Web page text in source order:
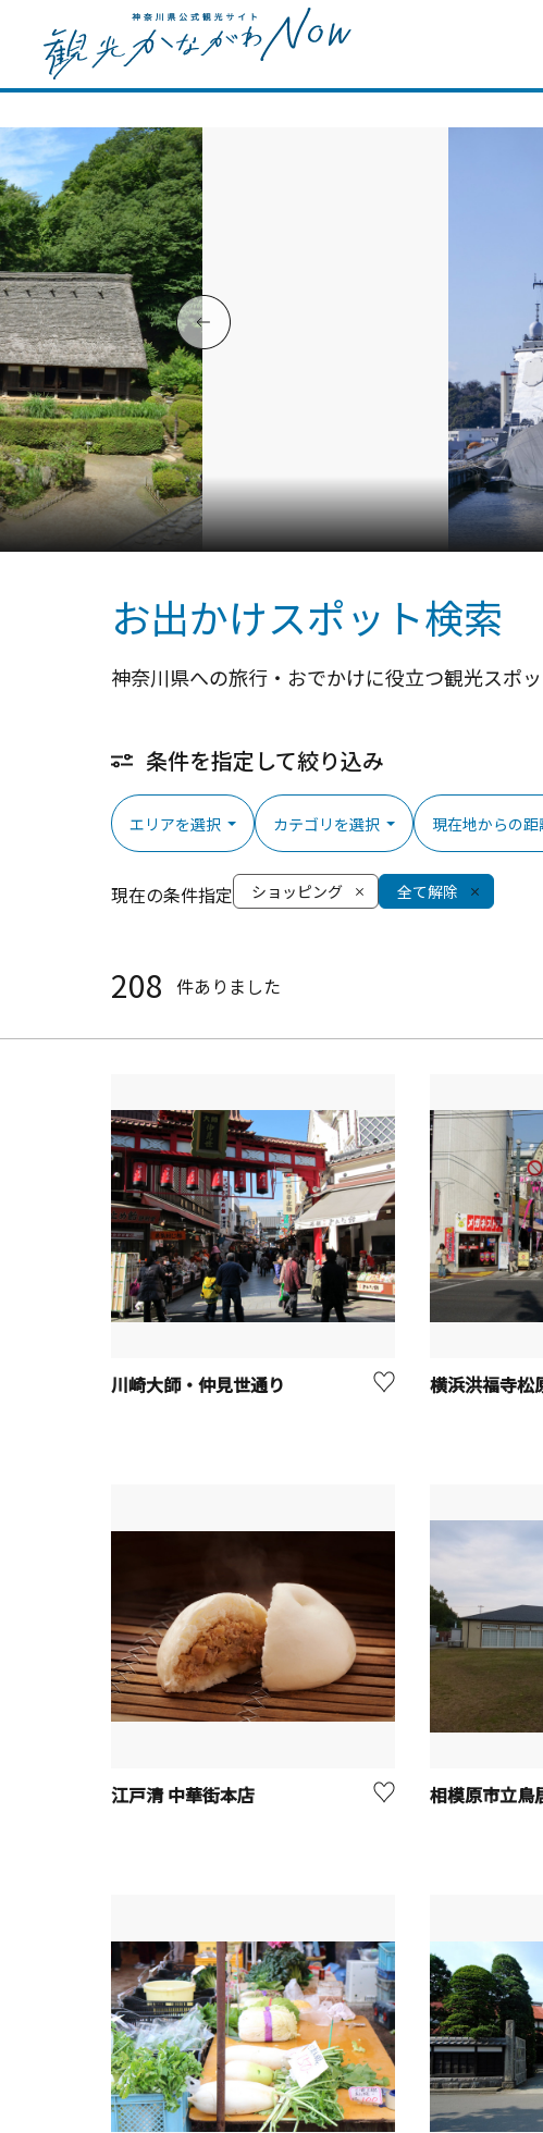
お出かけスポット検索
神奈川県への旅行・おでかけに役立つ観光スポ
条件を指定して絞り込み
エリアを選択 カテゴリを選択 現在地からの
現在の条件指定 ショッピング 全て解除
208 件ありました
川崎大師・仲見世通り 横浜洪福寺松
江戸清 中華街本店 相模原市立鳥